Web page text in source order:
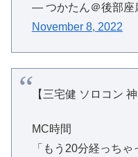
— つかたん＠後部座
November 8, 2022
【三宅健 ソロコン
MC時間
「もう20分経っち